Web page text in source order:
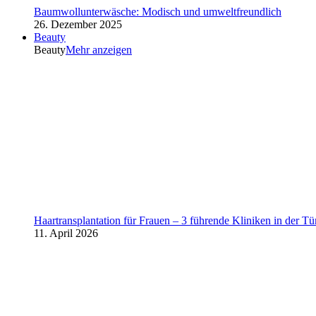
Baumwollunterwäsche: Modisch und umweltfreundlich
26. Dezember 2025
Beauty
BeautyMehr anzeigen
Haartransplantation für Frauen – 3 führende Kliniken in der
11. April 2026